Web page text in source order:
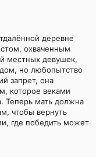
деревне
охваченным
местных девушек,
но любопытство
запрет, она
которое веками
Теперь мать должна
чтобы вернуть
где победить может